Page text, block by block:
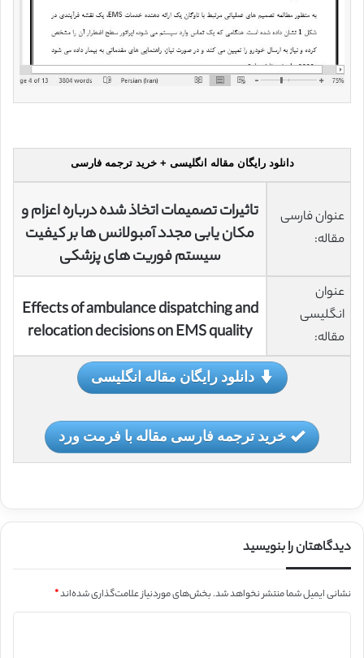
دانلود رایگان مقاله انگلیسی + خرید ترجمه فارسی
عنوان فارسی
مقاله:
تاثیرات تصمیمات اتخاذ شده درباره اعزام و
مکان یابی مجدد آمبولانس ها بر کیفیت
سیستم فوریت های پزشکی
عنوان
انگلیسی
مقاله:
Effects of ambulance dispatching and
relocation decisions on EMS quality
دانلود رایگان مقاله انگلیسی
خرید ترجمه فارسی مقاله با فرمت ورد
دیدگاهتان را بنویسید
نشانی ایمیل شما منتشر نخواهد شد.بخش‌های موردنیاز علامت‌گذاری شده‌اند*